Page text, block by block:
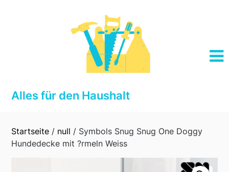
Alles für den Haushalt
Startseite / null / Symbols Snug Snug One Doggy
Hundedecke mit ?rmeln Weiss